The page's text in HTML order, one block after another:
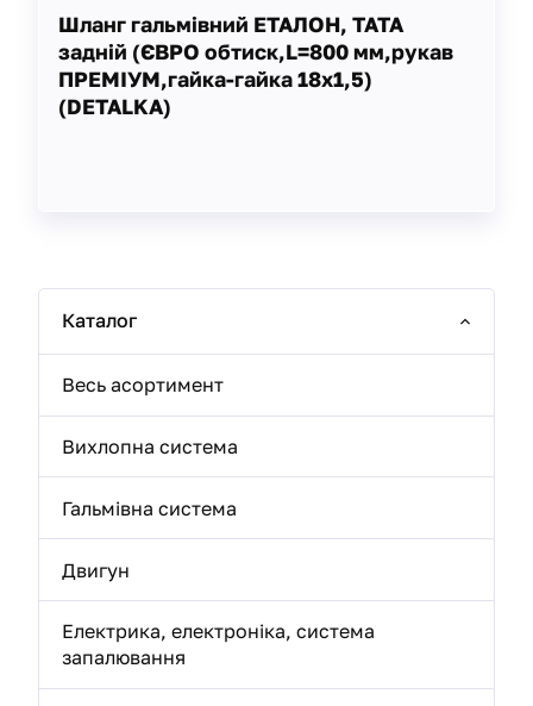
Шланг гальмівний ЕТАЛОН, ТАТА
задній (ЄВРО обтиск,L=800 мм,рукав
ПРЕМІУМ,гайка-гайка 18х1,5)
(DETALKA)
Каталог
Весь асортимент
Вихлопна система
Гальмівна система
Двигун
Електрика, електроніка, система
запалювання